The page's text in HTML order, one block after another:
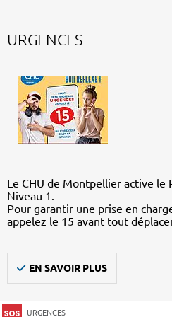
URGENCES
Le CHU de Montpellier active le
Niveau 1.
Pour garantir une prise en
appelez le 15 avant tout
EN SAVOIR PLUS
URGENCES